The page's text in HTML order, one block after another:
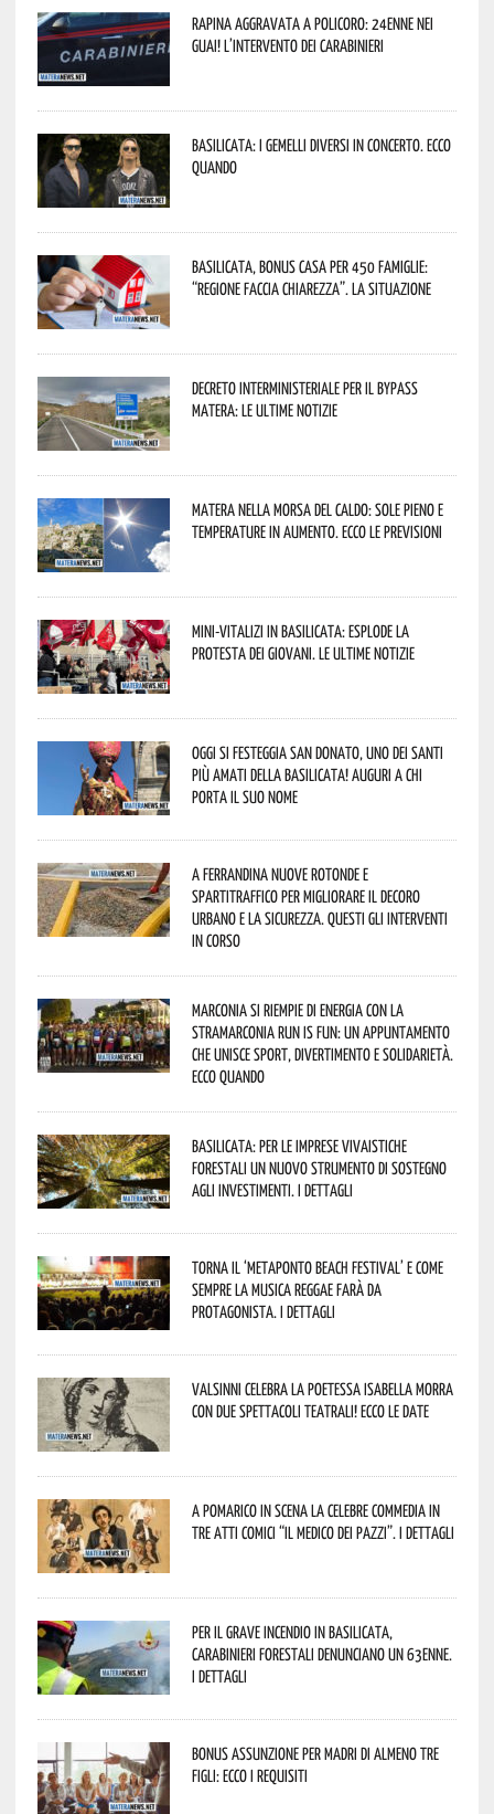
Rapina aggravata a Policoro: 24enne nei
guai! L’intervento dei Carabinieri
Basilicata: i Gemelli DiVersi in concerto. Ecco
quando
Basilicata, Bonus casa per 450 famiglie:
“Regione faccia chiarezza”. La situazione
Decreto interministeriale per il Bypass
Matera: le ultime notizie
Matera nella morsa del caldo: sole pieno e
temperature in aumento. Ecco le previsioni
Mini-vitalizi in Basilicata: esplode la
protesta dei giovani. Le ultime notizie
Oggi si festeggia San Donato, uno dei Santi
più amati della Basilicata! Auguri a chi
porta il suo nome
A Ferrandina nuove rotonde e
spartitraffico per migliorare il decoro
urbano e la sicurezza. Questi gli interventi
in corso
Marconia si riempie di energia con la
StraMarconia Run is Fun: un appuntamento
che unisce sport, divertimento e solidarietà.
Ecco quando
Basilicata: per le imprese vivaistiche
forestali un nuovo strumento di sostegno
agli investimenti. I dettagli
Torna il ‘Metaponto beach festival’ e come
sempre la musica reggae farà da
protagonista. I dettagli
Valsinni celebra la poetessa Isabella Morra
con due spettacoli teatrali! Ecco le date
A Pomarico in scena la celebre commedia in
tre atti comici “Il medico dei pazzi”. I dettagli
Per il grave incendio in Basilicata,
Carabinieri forestali denunciano un 63enne.
I dettagli
Bonus assunzione per madri di almeno tre
figli: ecco i requisiti